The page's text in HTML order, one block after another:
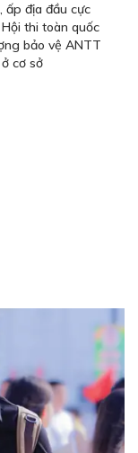
ấp địa đầu cực
thi toàn quốc
bảo vệ ANTT
ở cơ sở